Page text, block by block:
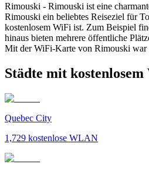
Rimouski - Rimouski ist eine
Rimouski ein beliebtes Reiseziel für
kostenlosem WiFi ist. Zum Beispiel
hinaus bieten mehrere öffentliche
Mit der WiFi-Karte von Rimouski war
Städte mit
Quebec City
1,729 kostenlose WLAN